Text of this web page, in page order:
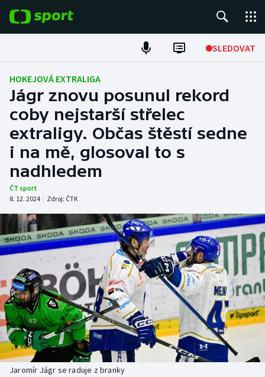
SLEDOVAT
Fotbal
Hokej
Tenis
Atletika
Cyklistika
DALŠÍ SPORTY
Americký fotbal
Baseball a softbal
Basketbal
Biatlon
Boby a skeleton
NEPŘEHLÉDNĚTE
Soutěže
Historické návraty
Aplikace ČT sport
AZ kvíz
HOKEJOVÁ EXTRALIGA
Jágr znovu posunul rekord
coby nejstarší střelec
extraligy. Občas štěstí sedne
i na mě, glosoval to s
nadhledem
ČT sport
8. 12. 2024 | Zdroj: ČTK
Jaromír Jágr se raduje z branky